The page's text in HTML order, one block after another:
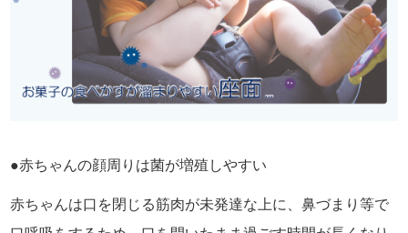
●赤ちゃんの顔周りは菌が増殖しやすい
赤ちゃんは口を閉じる筋肉が未発達な上に、鼻づまり等で